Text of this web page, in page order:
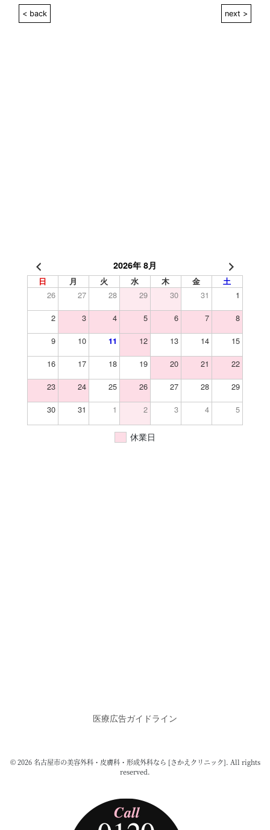
< back next >
2026年 8月
日 月 火 水 木 金 土
26 27 28 29 30 31
1
2
3 4 5 6 7
8
9
10 11 12 13 14
15
16
17 18 19 20 21
22
23
24 25 26 27 28
29
30
31 1 2 3 4 5
休業日
医療広告ガイドライン
© 2026 名古屋市の美容外科・皮膚科・形成外科なら [さかえクリニック]. All rights
reserved.